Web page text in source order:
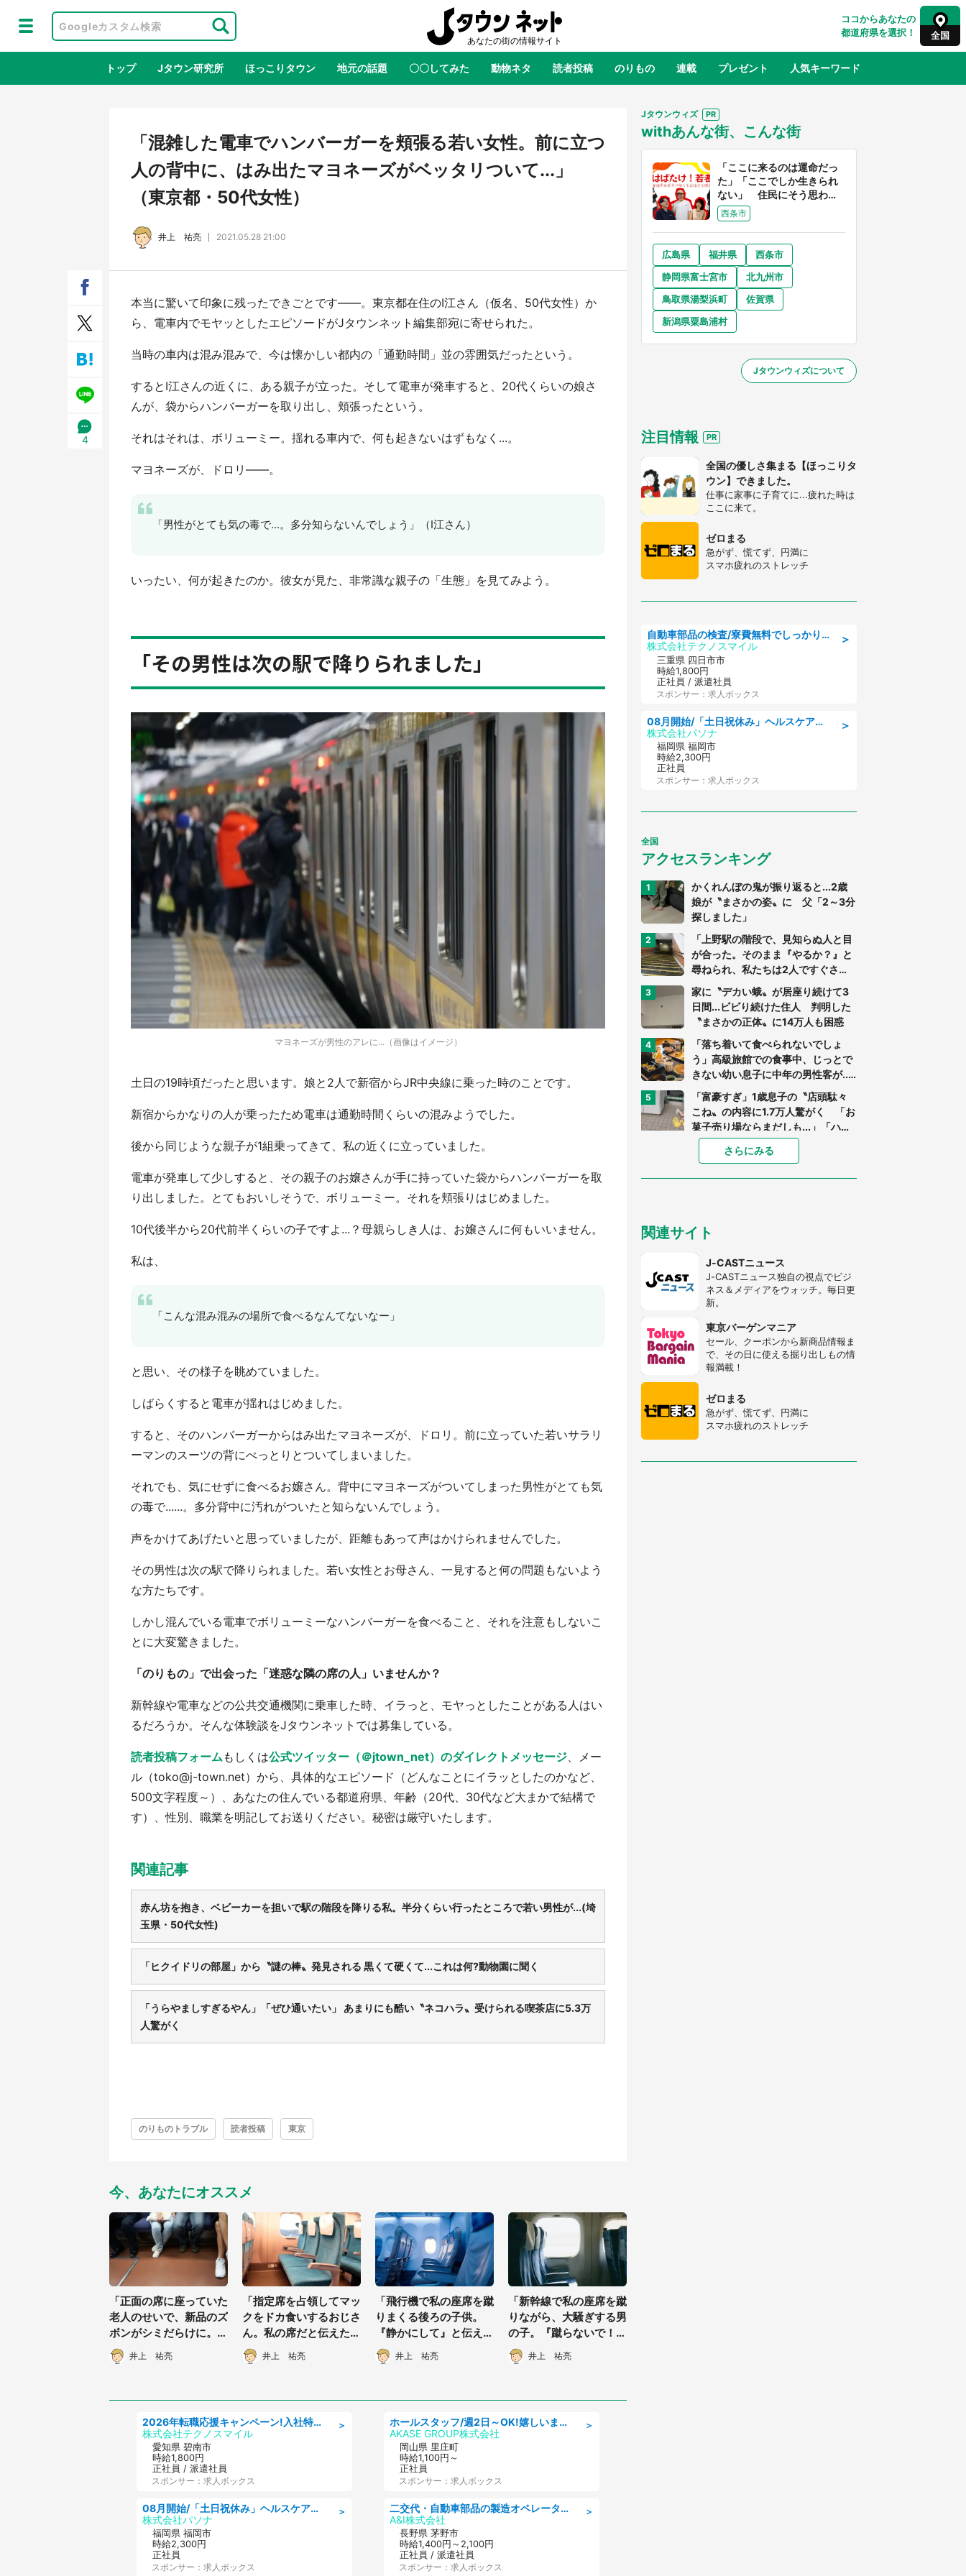
ココからあなたの
都道府県を選択！
全国
全国 全国
東北 青森 岩手 宮城 山形 福島
関東 栃木 千葉 東京 神奈川
奈良 和歌山
山口
四国 徳島 香川 愛媛
福岡 佐賀 大分 宮崎
トップ Jタウン研究所 ほっこりタウン 地元の話題 〇〇してみた 動物ネタ 読者投稿 のりもの 連載 プレゼント 人気キーワード
地域×二次元 絶景 あの時はありがとう 物語がはじまる町へ ふるさと納税
服！？ 県公式プロモ動画で「聖地」
が生産されてます【7／31～1／31】
に入り込む 六本木ヒルズ展望台でコ
ラボ、本邦初公開の「猫猫像」も【8
／1～10／26】
る！ アニメ『ハイキュー！！』×老
舗「鐘崎」コラボで限定グッズも【8
／1～31】
『小林さんちのメイドラゴン』と舞台
のモデル・越谷がコラボ 田んぼアー
トの見頃にあわせて企画続々【7／31
～】
もっとみる
「混雑した電車でハンバーガーを頬張る若い女性。前に立つ
人の背中に、はみ出たマヨネーズがベッタリついて...」
（東京都・50代女性）
井上 祐亮 2021.05.28 21:00
4
本当に驚いて印象に残ったできごとです――。東京都在住のI江さん（仮名、50代女性）か
ら、電車内でモヤッとしたエピソードがJタウンネット編集部宛に寄せられた。
当時の車内は混み混みで、今は懐かしい都内の「通勤時間」並の雰囲気だったという。
するとI江さんの近くに、ある親子が立った。そして電車が発車すると、20代くらいの娘さ
んが、袋からハンバーガーを取り出し、頬張ったという。
それはそれは、ボリューミー。揺れる車内で、何も起きないはずもなく...。
マヨネーズが、ドロリ――。
「男性がとても気の毒で...。多分知らないんでしょう」（I江さん）
いったい、何が起きたのか。彼女が見た、非常識な親子の「生態」を見てみよう。
「その男性は次の駅で降りられました」
マヨネーズが男性のアレに...（画像はイメージ）
土日の19時頃だったと思います。娘と2人で新宿からJR中央線に乗った時のことです。
新宿からかなりの人が乗ったため電車は通勤時間くらいの混みようでした。
後から同じような親子が1組乗ってきて、私の近くに立っていました。
電車が発車して少しすると、その親子のお嬢さんが手に持っていた袋からハンバーガーを取
り出しました。とてもおいしそうで、ボリューミー。それを頬張りはじめました。
10代後半から20代前半くらいの子ですよ...？母親らしき人は、お嬢さんに何もいいません。
私は、
「こんな混み混みの場所で食べるなんてないなー」
と思い、その様子を眺めていました。
しばらくすると電車が揺れはじめました。
すると、そのハンバーガーからはみ出たマヨネーズが、ドロリ。前に立っていた若いサラリ
ーマンのスーツの背にべっとりとついてしまいました。
それでも、気にせずに食べるお嬢さん。背中にマヨネーズがついてしまった男性がとても気
の毒で......。多分背中に汚れがついたと知らないんでしょう。
声をかけてあげたいと思っていましたが、距離もあって声はかけられませんでした。
その男性は次の駅で降りられました。若い女性とお母さん、一見すると何の問題もないよう
な方たちです。
しかし混んでいる電車でボリューミーなハンバーガーを食べること、それを注意もしないこ
とに大変驚きました。
「のりもの」で出会った「迷惑な隣の席の人」いませんか？
新幹線や電車などの公共交通機関に乗車した時、イラっと、モヤっとしたことがある人はい
るだろうか。そんな体験談をJタウンネットでは募集している。
読者投稿フォーム もしくは公式ツイッター（＠jtown_net）のダイレクトメッセージ 、メー
ル（toko@j-town.net）から、具体的なエピソード（どんなことにイラッとしたのかなど、
500文字程度～）、あなたの住んでいる都道府県、年齢（20代、30代など大まかで結構で
す）、性別、職業を明記してお送りください。秘密は厳守いたします。
関連記事
赤ん坊を抱き、ベビーカーを担いで駅の階段を降りる私。半分くらい行ったところで若い男性が...(埼
玉県・50代女性)
「ヒクイドリの部屋」から〝謎の棒〟発見される 黒くて硬くて...これは何?動物園に聞く
「うらやましすぎるやん」「ぜひ通いたい」 あまりにも酷い〝ネコハラ〟受けられる喫茶店に5.3万
人驚がく
のりものトラブル 読者投稿 東京
今、あなたにオススメ
「正面の席に座っていた
老人のせいで、新品のズ
ボンがシミだらけに。文
句を言おうとしたら別の
老人が...」（千葉県・3
井上 祐亮
「指定席を占領してマッ
クをドカ食いするおじさ
ん。私の席だと伝えた
ら、まさかの行動に...」
（愛知県・50代男性）
井上 祐亮
「飛行機で私の座席を蹴
りまくる後ろの子供。
『静かにして』と伝える
と、その子の父親が私の
腕を...」（50代女性・
井上 祐亮
「新幹線で私の座席を蹴
りながら、大騒ぎする男
の子。『蹴らないで！』
と注意すると、その子の
親が私に向かって...」
井上 祐亮
＞
2026年転職応援キャンペーン!入社特典58万円/デンソーで働こう!自動車工場で小型部品の検査業務 denso aichi
株式会社テクノスマイル
愛知県 碧南市
時給1,800円
正社員 / 派遣社員
スポンサー：求人ボックス
＞
08月開始/「土日祝休み」ヘルスケア業界の産業保健師/高時給/未経験OK/要資格:保健師、正看護師
株式会社パソナ
福岡県 福岡市
時給2,300円
正社員
スポンサー：求人ボックス
＞
ホールスタッフ/週2日～OK!嬉しいまかない付き/岡山県/浅口郡里庄町
AKASE GROUP株式会社
岡山県 里庄町
時給1,100円～
正社員
スポンサー：求人ボックス
＞
二交代・自動車部品の製造オペレーター/前払い・週払い制度あり/長期安定/有給とりやすい/環境充実
A&I株式会社
長野県 茅野市
時給1,400円～2,100円
正社員 / 派遣社員
スポンサー：求人ボックス
Jタウンウィズ
withあんな街、こんな街
「ここに来るのは運命だっ
た」「ここでしか生きられ
ない」 住民にそう思わせ
る離島「粟島」の魅力【移
住婚受付中】
西条市
広島県 福井県
西条市
静岡県富士宮市
北九州市
鳥取県湯梨浜町
佐賀県
新潟県粟島浦村
Jタウンウィズについて
注目情報
全国の優しさ集まる【ほっこりタ
ウン】できました。
仕事に家事に子育てに...疲れた時は
ここに来て。
ゼロまる
急がず、慌てず、円満に
スマホ疲れのストレッチ
＞
自動車部品の検査/寮費無料でしっかり稼げる denso aichi
株式会社テクノスマイル
三重県 四日市市
時給1,800円
正社員 / 派遣社員
スポンサー：求人ボックス
＞
08月開始/「土日祝休み」ヘルスケア業界の産業保健師/高時給/未経験OK/要資格:保健師、正看護師
株式会社パソナ
福岡県 福岡市
時給2,300円
正社員
スポンサー：求人ボックス
全国
アクセスランキング
かくれんぼの鬼が振り返ると...2歳
娘が〝まさかの姿〟に 父「2～3分
探しました」
「上野駅の階段で、見知らぬ人と目
が合った。そのまま『やるか？』と
尋ねられ、私たちは2人ですぐさ
ま...」（茨城県・70代男性）
家に〝デカい蛾〟が居座り続けて3
日間...ビビり続けた住人 判明した
〝まさかの正体〟に14万人も困惑
「落ち着いて食べられないでしょ
う」高級旅館での食事中、じっとで
きない幼い息子に中年の男性客が...
（東京都・40代男性）
「富豪すぎ」1歳息子の〝店頭駄々
こね〟の内容に1.7万人驚がく 「お
菓子売り場ならまだしも...」「ハー
ドル高い」
「閉所恐怖症の私は新幹線で大パニ
ック。隣席の青年に『手を繋いで』
とお願いしたら...」 体験談に8万
生の野菜〟に6.5万人戦慄
あまりにも四角すぎる猫、激写され
る 「これもう座布団だろ」「食パ
ンの耳」と1.4万人困惑
「修学旅行に途中参加する娘を送っ
て行ったら、真っ暗な道で遭難状
態。なんとか見つけた民家に助けを
求めると、住人の男性が...」
「孫にあげると思って、あなたにこ
れをあげる」 真夏の山道で見知ら
ぬお婆さんに握らされたもの（山口
県・30代女性）
さらにみる
関連サイト
J-CASTニュース
J-CASTニュース独自の視点でビジ
ネス＆メディアをウォッチ。毎日更
新。
東京バーゲンマニア
セール、クーポンから新商品情報ま
で、その日に使える掘り出しもの情
報満載！
ゼロまる
急がず、慌てず、円満に
スマホ疲れのストレッチ